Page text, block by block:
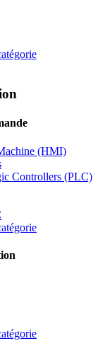
(HMI)
Controllers (PLC)